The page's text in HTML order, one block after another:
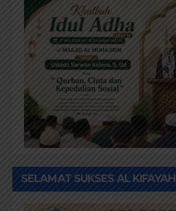
SELAMAT SUKSES AL KIFAYAH